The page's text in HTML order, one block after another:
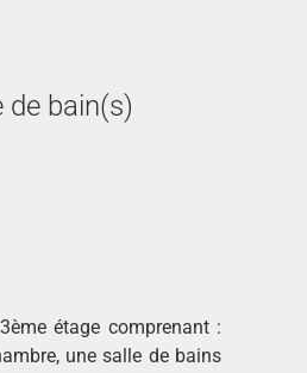
de bain(s)
étage comprenant :
une salle de bains